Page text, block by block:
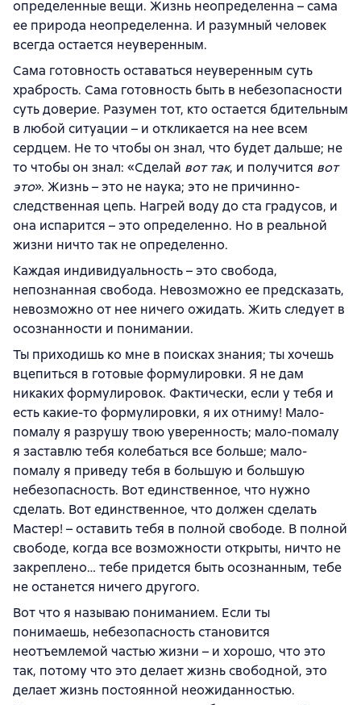
определенные вещи. Жизнь неопределенна – сама
ее природа неопределенна. И разумный человек
всегда остается неуверенным.
Сама готовность оставаться неуверенным суть
храбрость. Сама готовность быть в небезопасности
суть доверие. Разумен тот, кто остается бдительным
в любой ситуации – и откликается на нее всем
сердцем. Не то чтобы он знал, что будет дальше; не
то чтобы он знал: «Сделай вот так, и получится вот
это». Жизнь – это не наука; это не причинно-
следственная цепь. Нагрей воду до ста градусов, и
она испарится – это определенно. Но в реальной
жизни ничто так не определенно.
Каждая индивидуальность – это свобода,
непознанная свобода. Невозможно ее предсказать,
невозможно от нее ничего ожидать. Жить следует в
осознанности и понимании.
Ты приходишь ко мне в поисках знания; ты хочешь
вцепиться в готовые формулировки. Я не дам
никаких формулировок. Фактически, если у тебя и
есть какие-то формулировки, я их отниму! Мало-
помалу я разрушу твою уверенность; мало-помалу
я заставлю тебя колебаться все больше; мало-
помалу я приведу тебя в большую и большую
небезопасность. Вот единственное, что нужно
сделать. Вот единственное, что должен сделать
Мастер! – оставить тебя в полной свободе. В полной
свободе, когда все возможности открыты, ничто не
закреплено… тебе придется быть осознанным, тебе
не останется ничего другого.
Вот что я называю пониманием. Если ты
понимаешь, небезопасность становится
неотъемлемой частью жизни – и хорошо, что это
так, потому что это делает жизнь свободной, это
делает жизнь постоянной неожиданностью.